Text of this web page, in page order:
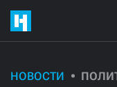
НОВОСТИ